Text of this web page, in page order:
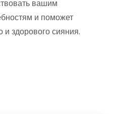
вашим
и поможет
и здорового сияния.